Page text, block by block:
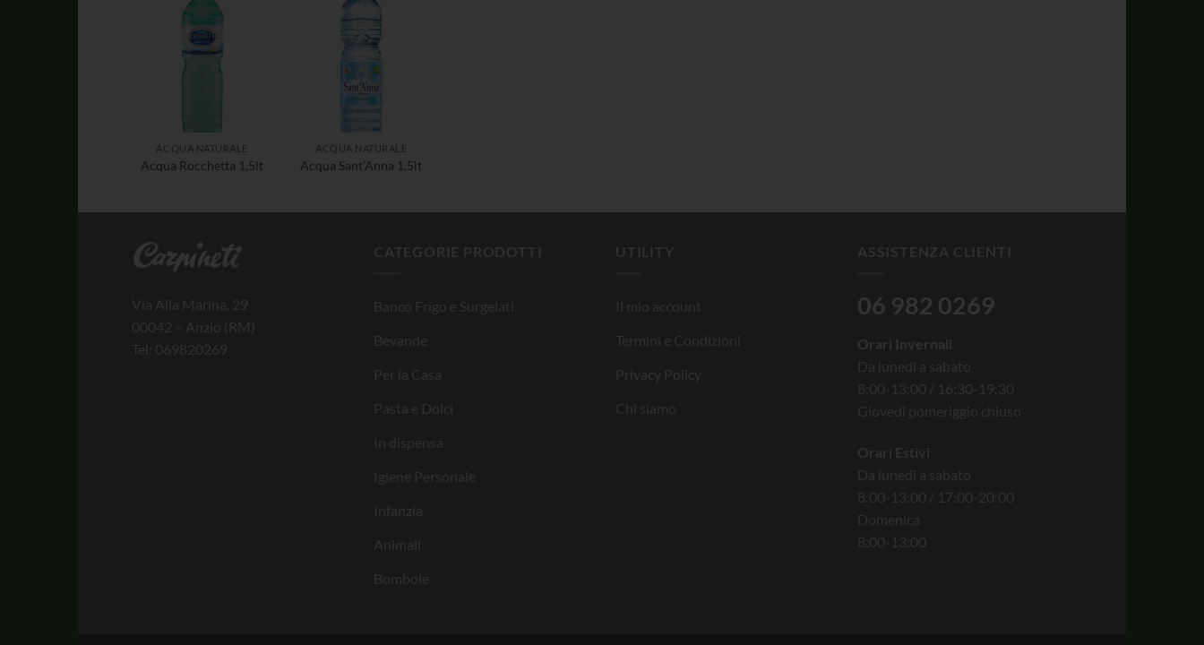
ACQUA NATURALE
Acqua Rocchetta 1,5lt
ACQUA NATURALE
Acqua Sant’Anna 1,5lt
Via Alla Marina, 29
00042 – Anzio (RM)
Tel: 069820269
CATEGORIE PRODOTTI
Banco Frigo e Surgelati
Bevande
Per la Casa
Pasta e Dolci
In dispensa
Igiene Personale
Infanzia
Animali
Bombole
UTILITY
Il mio account
Termini e Condizioni
Privacy Policy
Chi siamo
ASSISTENZA CLIENTI
06 982 0269
Orari Invernali
Da lunedì a sabato
8:00-13:00 / 16:30-19:30
Giovedì pomeriggio chiuso
Orari Estivi
Da lunedì a sabato
8:00-13:00 / 17:00-20:00
Domenica
8:00-13:00